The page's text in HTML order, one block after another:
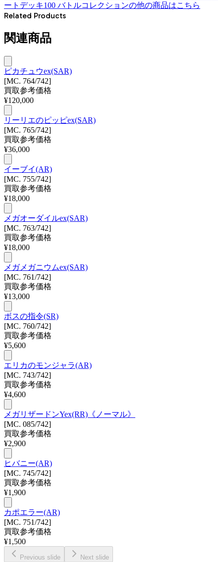
ートデッキ100 バトルコレクションの他の商品はこちら
Related Products
関連商品
ピカチュウex(SAR)
[MC. 764/742]
買取参考価格
¥120,000
リーリエのピッピex(SAR)
[MC. 765/742]
買取参考価格
¥36,000
イーブイ(AR)
[MC. 755/742]
買取参考価格
¥18,000
メガオーダイルex(SAR)
[MC. 763/742]
買取参考価格
¥18,000
メガメガニウムex(SAR)
[MC. 761/742]
買取参考価格
¥13,000
ボスの指令(SR)
[MC. 760/742]
買取参考価格
¥5,600
エリカのモンジャラ(AR)
[MC. 743/742]
買取参考価格
¥4,600
メガリザードンYex(RR)《ノーマル》
[MC. 085/742]
買取参考価格
¥2,900
ヒバニー(AR)
[MC. 745/742]
買取参考価格
¥1,900
カポエラー(AR)
[MC. 751/742]
買取参考価格
¥1,500
Previous slide Next slide